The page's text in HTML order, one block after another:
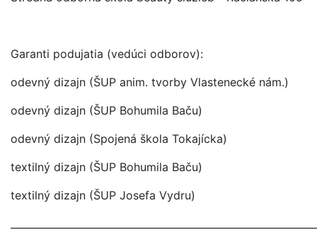
Garanti podujatia (vedúci odborov):
odevný dizajn (ŠUP anim. tvorby Vlastenecké nám.)
odevný dizajn (ŠUP Bohumila Baču)
odevný dizajn (Spojená škola Tokajícka)
textilný dizajn (ŠUP Bohumila Baču)
textilný dizajn (ŠUP Josefa Vydru)